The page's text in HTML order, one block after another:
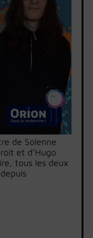
de Solenne
et d’Hugo
tous les deux